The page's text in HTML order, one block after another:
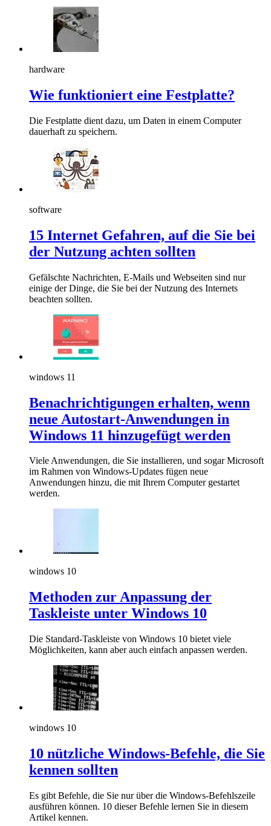
hardware
Wie funktioniert eine Festplatte?
Die Festplatte dient dazu, um Daten in einem Computer
dauerhaft zu speichern.
software
15 Internet Gefahren, auf die Sie bei
der Nutzung achten sollten
Gefälschte Nachrichten, E-Mails und Webseiten sind nur
einige der Dinge, die Sie bei der Nutzung des Internets
beachten sollten.
windows 11
Benachrichtigungen erhalten, wenn
neue Autostart-Anwendungen in
Windows 11 hinzugefügt werden
Viele Anwendungen, die Sie installieren, und sogar Microsoft
im Rahmen von Windows-Updates fügen neue
Anwendungen hinzu, die mit Ihrem Computer gestartet
werden.
windows 10
Methoden zur Anpassung der
Taskleiste unter Windows 10
Die Standard-Taskleiste von Windows 10 bietet viele
Möglichkeiten, kann aber auch einfach anpassen werden.
windows 10
10 nützliche Windows-Befehle, die Sie
kennen sollten
Es gibt Befehle, die Sie nur über die Windows-Befehlszeile
ausführen können. 10 dieser Befehle lernen Sie in diesem
Artikel kennen.